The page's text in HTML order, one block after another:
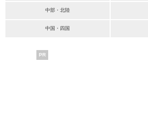
中部・北陸
中国・四国
PR